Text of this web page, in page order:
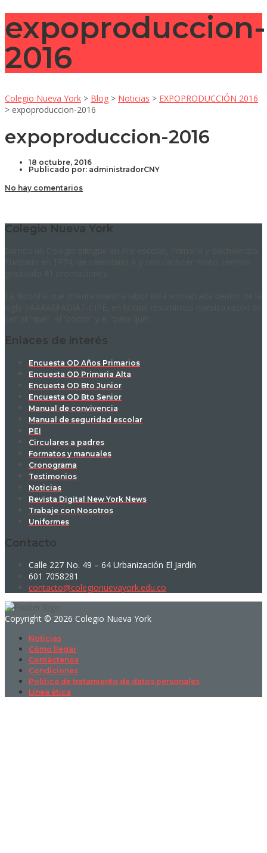
expoproduccion-
2016
Colegio Nueva York > Blog > Noticias > EXPOPRODUCCIÓN 2016
> expoproduccion-2016
expoproduccion-2016
18 octubre, 2016
Publicado por: administradorCNY
No hay comentarios
Colegio Nueva York
Enlaces de interés
Encuesta OD Años Primarios
Encuesta OD Primaria Alta
Encuesta OD Bto Junior
Encuesta OD Bto Senior
Manual de convivencia
Manual de seguridad escolar
PEI
Circulares a padres
Formatos y manuales
Cronograma
Testimonios
Noticias
Revista Digital New York News
Trabaje con Nosotros
Uniformes
Contacto
Calle 227 No. 49 – 64 Urbanización El Jardín
601 7058281
contacto@colegionuevayork.edu.co
Copyright © 2026 Colegio Nueva York
Noticias
Cómo llegar
Contáctenos
Condiciones
Política de tratamiento de datos personales
Línea ética